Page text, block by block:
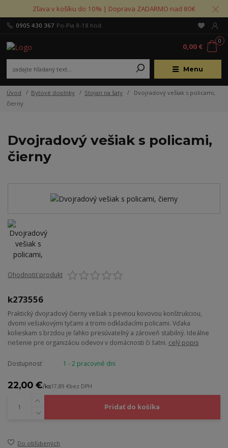
Zľava v košíku do 10% | Doprava ZADARMO nad 80€
Menu
0905 430 367 Po-Pia 8-18 hod.
0
0,00 €
Úvod Bytové doplnky Stojan na šaty
Dvojradový vešiak s policami,
čierny
Dvojradový vešiak s policami,
čierny
Ohodnotiť produkt
k273556
Praktický dvojradový čierny vešiak s pevnou kovovou konštrukciou,
dvomi vešiakovými tyčami a tromi odkladacími policami. Vďaka
kolieskam s brzdou je ľahko presúvateľný a zároveň stabilný. Ideálne
riešenie pre organizáciu odevov v domácnosti či šatni. celý popis
Dostupnosť 1 - 2 pracovné dni
22,00 €/ks17,89 €bez DPH
Pridať do košíka
Do obľúbených